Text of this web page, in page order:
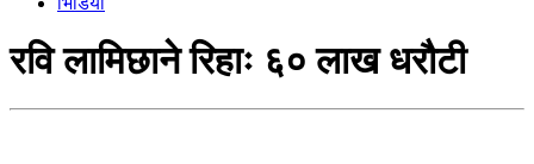
रवि लामिछाने रिहाः ६० लाख धरौटी